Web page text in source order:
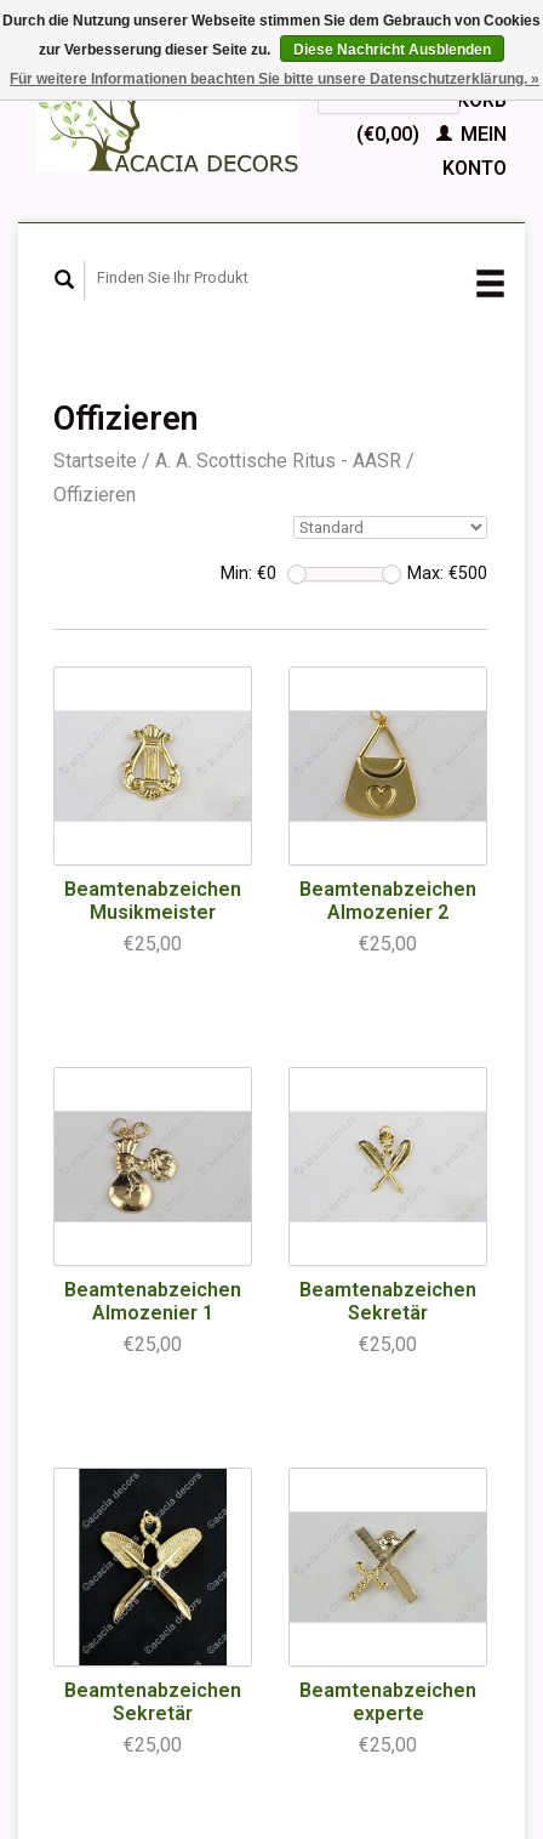
EUR
GBPDeutsch
Nederlands
English
IHR WARENKORB
(€0,00)
MEIN
KONTO
Offizieren
Startseite / A. A. Scottische Ritus - AASR /
Offizieren
Min: €0 Max: €500
Beamtenabzeichen
Musikmeister
€25,00
Beamtenabzeichen
Almozenier 2
€25,00
Beamtenabzeichen
Almozenier 1
€25,00
Beamtenabzeichen
Sekretär
€25,00
Beamtenabzeichen
Sekretär
€25,00
Beamtenabzeichen
experte
€25,00
Durch die Nutzung unserer Webseite stimmen Sie dem Gebrauch von Cookies
zur Verbesserung dieser Seite zu.
Diese Nachricht Ausblenden
Für weitere Informationen beachten Sie bitte unsere Datenschutzerklärung. »